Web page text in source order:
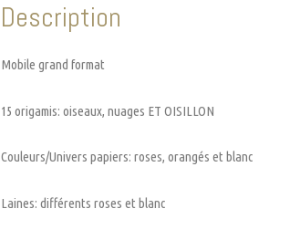
Description
Mobile grand format
15 origamis: oiseaux, nuages ET OISILLON
Couleurs/Univers papiers: roses, orangés et blanc
Laines: différents roses et blanc